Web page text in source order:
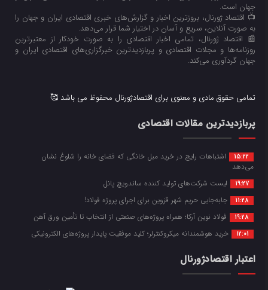
جهان است.
📺 اقتصاد ژورنال، بروزترین اخبار و گزارش‌های خبری اقتصادی ایران و جهان را
به صورت آنلاین، سریع و آسان در اختیار شما قرار می‌‌دهد.
📰 اقتصاد ژورنال، تمامی اخبار اقتصادی را به صورت خودکار از معتبرترین
روزنامه‌ها و مجلات اقتصادی و پربازدیدترین خبرگزاری‌های اقتصادی ایران و
جهان گردآوری می‌کند.
تمامی حقوق مادی و معنوی برای اقتصادژورنال محفوظ می باشد 🥰
پربازدیدترین مقالات اقتصادی
15:22
اشتباهات رایج در خرید مبل خانگی که فضای خانه را شلوغ نشان
می‌دهد
19:27 لیست شرکت‌های تولید کننده ساندویچ پانل
11:28 جابه‌جایی حریم شهر قزوین برای اجرای پروژه فولاد!
19:28 فولاد نوین آرکا؛ همراه پروژه‌های صنعتی از انتخاب تا تأمین ورق آهن
12:01 خرید هوشمندانه میکروکنترلر؛ کلید موفقیت پایدار پروژه‌های الکترونیکی
اعتبار اقتصادژورنال